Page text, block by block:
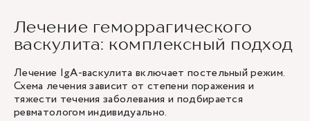
Лечение геморрагического
васкулита: комплексный подход
Лечение IgA-васкулита включает постельный режим.
Схема лечения зависит от степени поражения и
тяжести течения заболевания и подбирается
ревматологом индивидуально.